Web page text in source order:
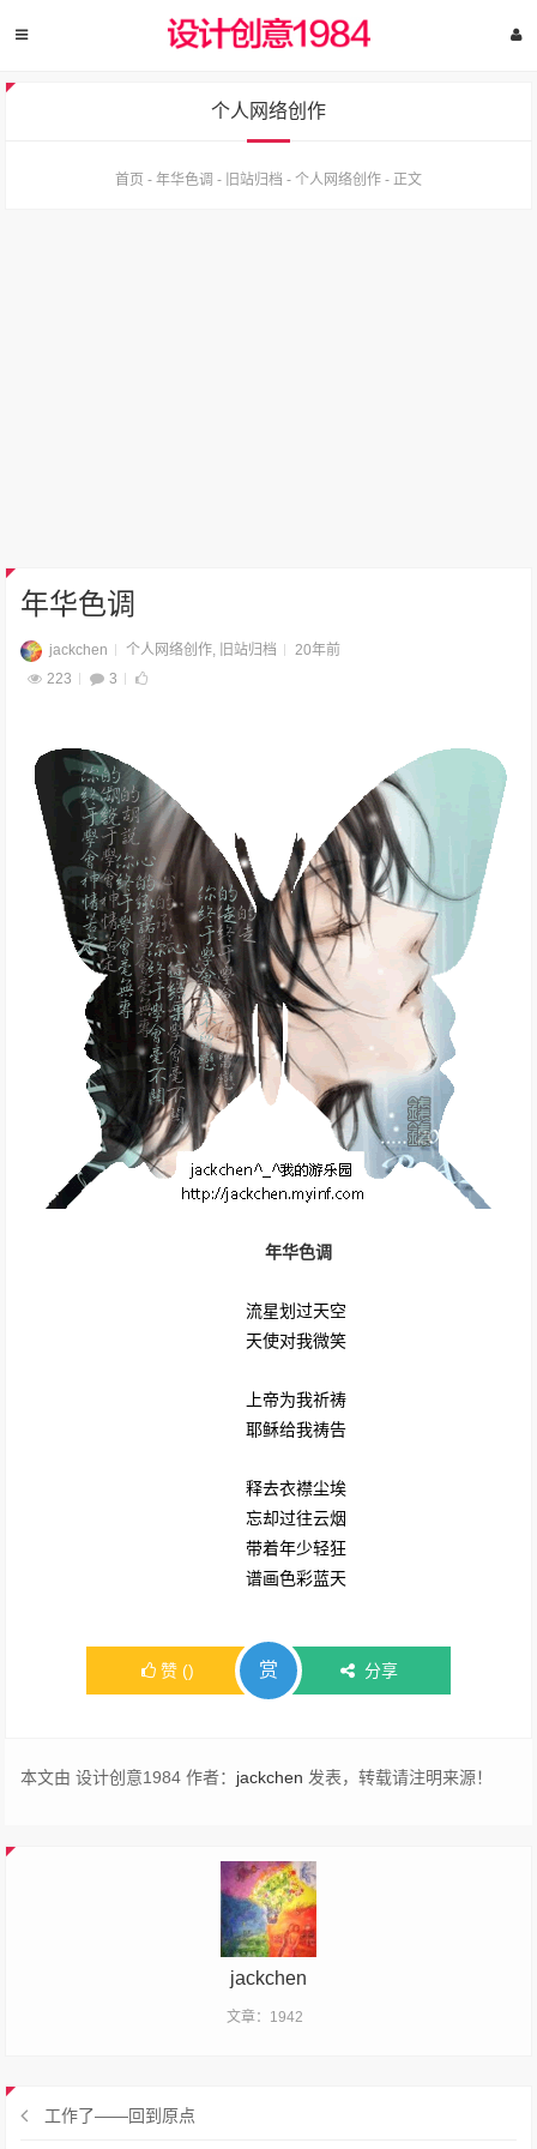
个人网络创作
首页 - 年华色调 - 旧站归档 - 个人网络创作 - 正文
年华色调
jackchen 个人网络创作, 旧站归档
20年前
223
3
年华色调
流星划过天空
天使对我微笑
上帝为我祈祷
耶稣给我祷告
释去衣襟尘埃
忘却过往云烟
带着年少轻狂
谱画色彩蓝天
赞 () 赏 分享
本文由 设计创意1984 作者： jackchen 发表，转载请注明来源！
jackchen
文章：1942
工作了——回到原点